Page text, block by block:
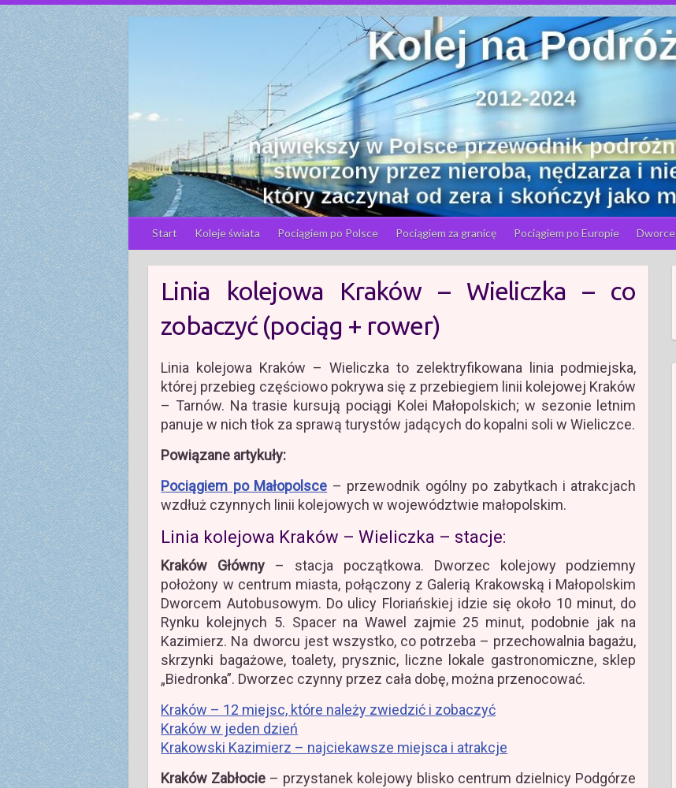
S
k
i
p
t
o
c
o
n
t
e
n
t
Start Koleje świata Pociągiem po Polsce Pociągiem za granicę Pociągiem po Europie Dworce
Linia kolejowa Kraków – Wieliczka – co
zobaczyć (pociąg + rower)
Linia kolejowa Kraków – Wieliczka to zelektryfikowana linia podmiejska,
której przebieg częściowo pokrywa się z przebiegiem linii kolejowej Kraków
– Tarnów. Na trasie kursują pociągi Kolei Małopolskich; w sezonie letnim
panuje w nich tłok za sprawą turystów jadących do kopalni soli w Wieliczce.
Powiązane artykuły:
Pociągiem po Małopolsce – przewodnik ogólny po zabytkach i atrakcjach
wzdłuż czynnych linii kolejowych w województwie małopolskim.
Linia kolejowa Kraków – Wieliczka – stacje:
Kraków Główny – stacja początkowa. Dworzec kolejowy podziemny
położony w centrum miasta, połączony z Galerią Krakowską i Małopolskim
Dworcem Autobusowym. Do ulicy Floriańskiej idzie się około 10 minut, do
Rynku kolejnych 5. Spacer na Wawel zajmie 25 minut, podobnie jak na
Kazimierz. Na dworcu jest wszystko, co potrzeba – przechowalnia bagażu,
skrzynki bagażowe, toalety, prysznic, liczne lokale gastronomiczne, sklep
„Biedronka”. Dworzec czynny przez cała dobę, można przenocować.
Kraków – 12 miejsc, które należy zwiedzić i zobaczyć
Kraków w jeden dzień
Krakowski Kazimierz – najciekawsze miejsca i atrakcje
Kraków Zabłocie – przystanek kolejowy blisko centrum dzielnicy Podgórze